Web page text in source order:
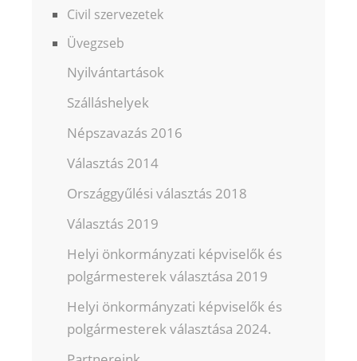
Civil szervezetek
Üvegzseb
Nyilvántartások
Szálláshelyek
Népszavazás 2016
Választás 2014
Országgyűlési választás 2018
Választás 2019
Helyi önkormányzati képviselők és
polgármesterek választása 2019
Helyi önkormányzati képviselők és
polgármesterek választása 2024.